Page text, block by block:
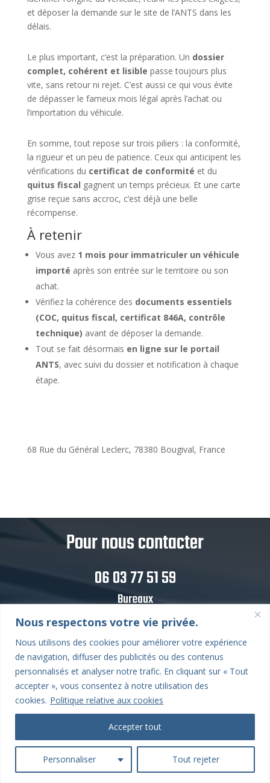
Nous respectons votre vie privée.
Nous utilisons des cookies pour améliorer votre expérience
de navigation, diffuser des publicités ou des contenus
personnalisés et analyser notre trafic. En cliquant sur « Tout
accepter », vous consentez à notre utilisation des
cookies. Politique relative aux cookies
Personnaliser Tout rejeter
Accepter tout
et déposer la demande sur le site de l’ANTS dans les
délais.
Le plus important, c’est la préparation. Un dossier
complet, cohérent et lisible passe toujours plus
vite, sans retour ni rejet. C’est aussi ce qui vous évite
de dépasser le fameux mois légal après l’achat ou
l’importation du véhicule.
En somme, tout repose sur trois piliers : la conformité,
la rigueur et un peu de patience. Ceux qui anticipent les
vérifications du certificat de conformité et du
quitus fiscal gagnent un temps précieux. Et une carte
grise reçue sans accroc, c’est déjà une belle
récompense.
À retenir
Vous avez 1 mois pour immatriculer un véhicule
importé après son entrée sur le territoire ou son
achat.
Vérifiez la cohérence des documents essentiels
(COC, quitus fiscal, certificat 846A, contrôle
technique) avant de déposer la demande.
Tout se fait désormais en ligne sur le portail
ANTS, avec suivi du dossier et notification à chaque
étape.
68 Rue du Général Leclerc, 78380 Bougival, France
Pour nous contacter
06 03 77 51 59
Bureaux
68 Rue du Général Leclerc
78380 Bougival
Email
Contact@autoexpert360.com
Horaires d’ouverture
Lundi : Fermé
Mardi : 10 h 00 – 19 h 00
Mercredi : 10 h 00 – 19 h 00